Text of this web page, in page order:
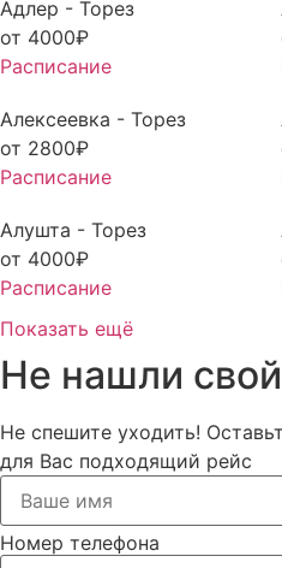
Адлер - Торез
от 4000₽
Расписание
Алексеевка - Торез
от 2800₽
Расписание
Алушта - Торез
от 4000₽
Расписание
Показать ещё
Не нашли
Не спешите уходить!
для Вас подходящий рейс
Номер телефона